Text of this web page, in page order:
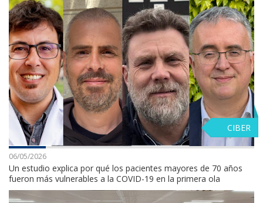
CIBER
06/05/2026
Un estudio explica por qué los pacientes mayores de 70 años
fueron más vulnerables a la COVID-19 en la primera ola